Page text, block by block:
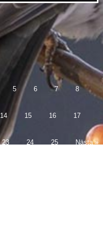
5 6 7 8
14 15 16 17
23 24 25 Nästa »